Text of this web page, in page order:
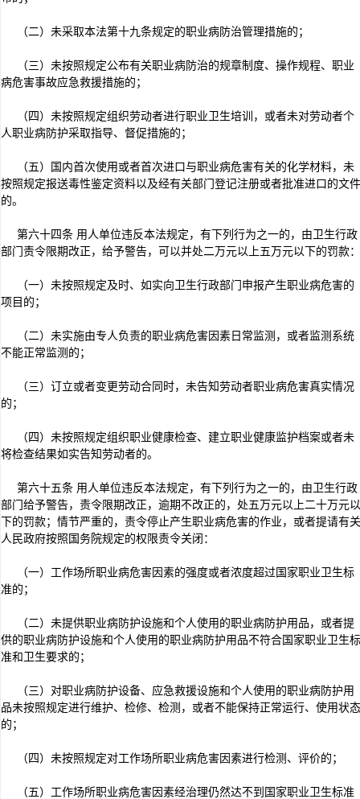
（二）未采取本法第十九条规定的职业病防治管理措施的；
（三）未按照规定公布有关职业病防治的规章制度、操作规程、职业
病危害事故应急救援措施的；
（四）未按照规定组织劳动者进行职业卫生培训，或者未对劳动者个
人职业病防护采取指导、督促措施的；
（五）国内首次使用或者首次进口与职业病危害有关的化学材料，未
按照规定报送毒性鉴定资料以及经有关部门登记注册或者批准进口的文件
的。
第六十四条 用人单位违反本法规定，有下列行为之一的，由卫生行政
部门责令限期改正，给予警告，可以并处二万元以上五万元以下的罚款：
（一）未按照规定及时、如实向卫生行政部门申报产生职业病危害的
项目的；
（二）未实施由专人负责的职业病危害因素日常监测，或者监测系统
不能正常监测的；
（三）订立或者变更劳动合同时，未告知劳动者职业病危害真实情况
的；
（四）未按照规定组织职业健康检查、建立职业健康监护档案或者未
将检查结果如实告知劳动者的。
第六十五条 用人单位违反本法规定，有下列行为之一的，由卫生行政
部门给予警告，责令限期改正，逾期不改正的，处五万元以上二十万元以
下的罚款；情节严重的，责令停止产生职业病危害的作业，或者提请有关
人民政府按照国务院规定的权限责令关闭：
（一）工作场所职业病危害因素的强度或者浓度超过国家职业卫生标
准的；
（二）未提供职业病防护设施和个人使用的职业病防护用品，或者提
供的职业病防护设施和个人使用的职业病防护用品不符合国家职业卫生标
准和卫生要求的；
（三）对职业病防护设备、应急救援设施和个人使用的职业病防护用
品未按照规定进行维护、检修、检测，或者不能保持正常运行、使用状态
的；
（四）未按照规定对工作场所职业病危害因素进行检测、评价的；
（五）工作场所职业病危害因素经治理仍然达不到国家职业卫生标准